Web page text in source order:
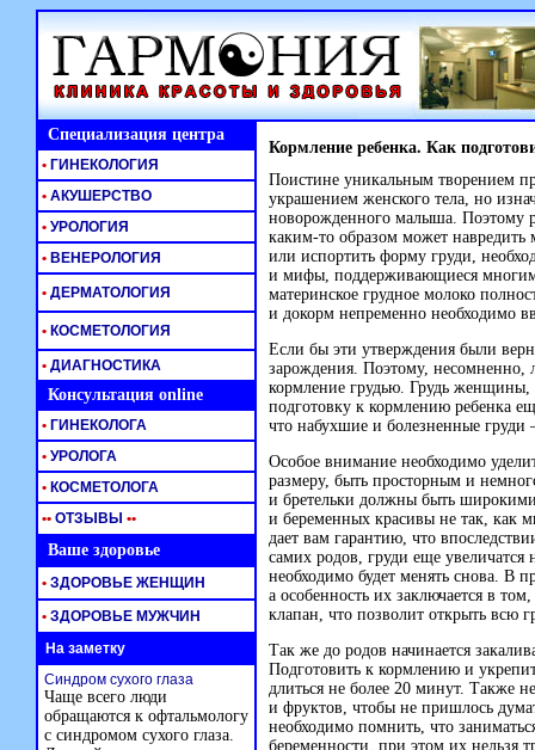
Специализация центра Кормление ребенка. Как
Поистине уникальным творением
украшением женского тела, но
новорожденного малыша. Поэтому
каким-то образом может навредить
или испортить форму груди,
и мифы, поддерживающиеся
материнское грудное молоко
и докорм непременно необходимо
Если бы эти утверждения были
зарождения. Поэтому,
кормление грудью. Грудь женщины,
подготовку к кормлению ребенка
что набухшие и болезненные
Особое внимание необходимо
размеру, быть просторным и
и бретельки должны быть
и беременных красивы не так, как
дает вам гарантию, что
самих родов, груди еще увеличатся
необходимо будет менять снова. В
а особенность их заключается в
клапан, что позволит открыть всю
Так же до родов начинается
Подготовить к кормлению и
длиться не более 20 минут. Также
и фруктов, чтобы не пришлось
необходимо помнить, что
беременности, при этом их нельзя
• ГИНЕКОЛОГИЯ
• АКУШЕРСТВО
• УРОЛОГИЯ
• ВЕНЕРОЛОГИЯ
• ДЕРМАТОЛОГИЯ
• КОСМЕТОЛОГИЯ
• ДИАГНОСТИКА
Консультация online
• ГИНЕКОЛОГА
• УРОЛОГА
• КОСМЕТОЛОГА
•• ОТЗЫВЫ ••
Ваше здоровье
• ЗДОРОВЬЕ ЖЕНЩИН
• ЗДОРОВЬЕ МУЖЧИН
На заметку
Синдром сухого глаза
Чаще всего люди
обращаются к офтальмологу
с синдромом сухого глаза.